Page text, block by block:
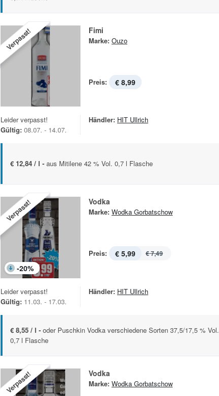
Verpasst! Fimi
Marke: Ouzo
Preis: € 8,99
Leider verpasst!
Gültig: 08.07. - 14.07.
Händler: HIT Ullrich
€ 12,84 / l - aus Mitilene 42 % Vol. 0,7 l Flasche
Verpasst!
-20%
Vodka
Marke: Wodka Gorbatschow
Preis: € 5,99 € 7,49
Leider verpasst!
Gültig: 11.03. - 17.03.
Händler: HIT Ullrich
€ 8,55 / l - oder Puschkin Vodka verschiedene Sorten 37,5/17,5 % Vol.
0,7 l Flasche
Verpasst! Vodka
Marke: Wodka Gorbatschow